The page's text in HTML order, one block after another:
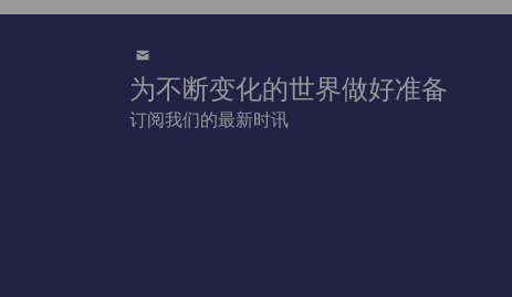
为不断变化的世界做好准备
订阅我们的最新时讯